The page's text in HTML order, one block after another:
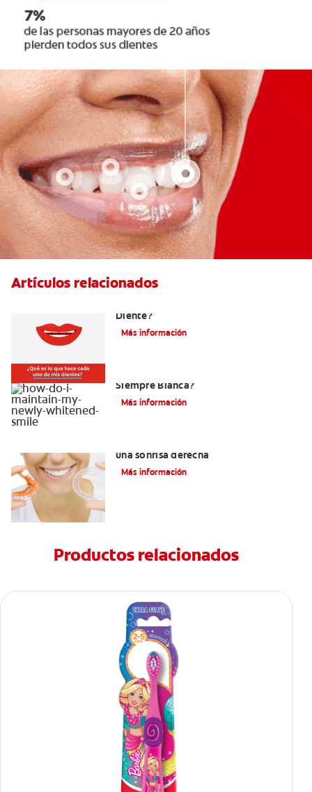
Artículos relacionados
Diente?
Más información
Siempre Blanca?
Más información
una sonrisa derecha
Más información
Productos relacionados